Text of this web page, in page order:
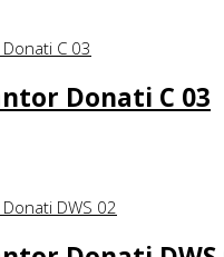
Donati C 03